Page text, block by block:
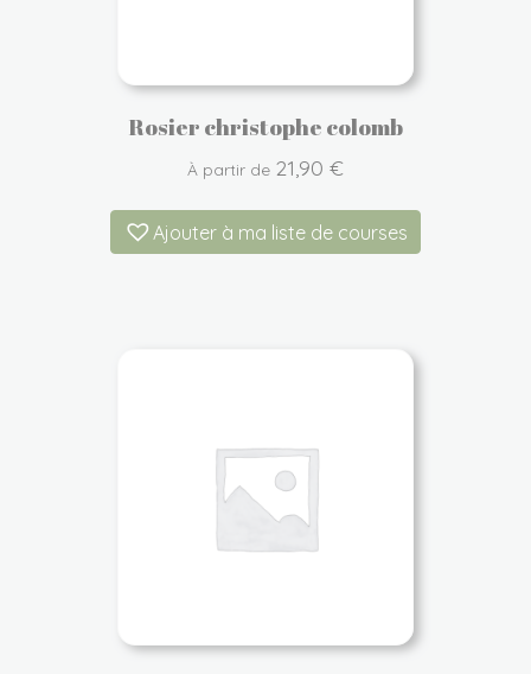
Rosier christophe colomb
À partir de 21,90 €
Ajouter à ma liste de courses